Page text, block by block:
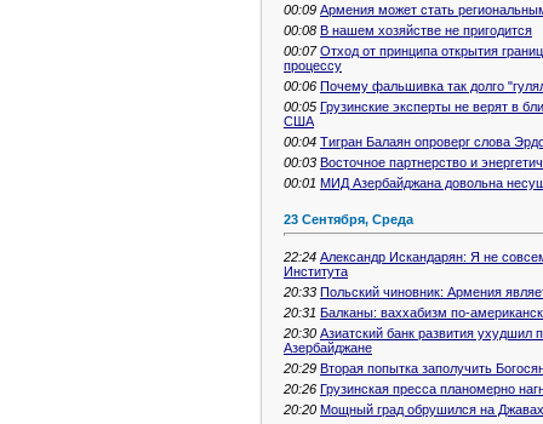
00:09 Армения может стать
00:08 В нашем хозяйстве не пригодится
00:07 Отход от принципа открытия
процессу
00:06 Почему фальшивка так долго
00:05 Грузинские эксперты не верят в
США
00:04 Тигран Балаян опроверг слова
00:03 Восточное партнерство и
00:01 МИД Азербайджана довольна
23 Сентября, Среда
22:24 Александр Искандарян: Я не
Института
20:33 Польский чиновник: Армения
20:31 Балканы: ваххабизм по-
20:30 Азиатский банк развития ухудшил
Азербайджане
20:29 Вторая попытка заполучить
20:26 Грузинская пресса планомерно
20:20 Мощный град обрушился на